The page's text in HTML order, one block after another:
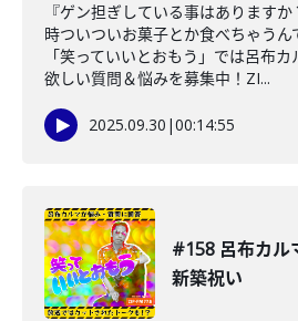
『ゲン担ぎしている事はあります
時ついついお菓子とか食べちゃうん
「笑っていいとおもう」では呂布
欲しい質問＆悩みを募集中！ZI...
2025.09.30 |00:14:55
#158 呂布カル
新築祝い